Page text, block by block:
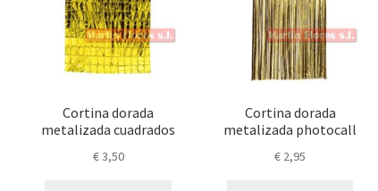
Cortina dorada
metalizada cuadrados
€3,50
Cortina dorada
metalizada photocall
€ 2,95